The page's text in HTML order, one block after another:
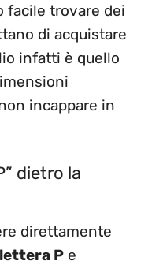
facile trovare dei
di acquistare
infatti è quello
incappare in
dietro la
direttamente
P e